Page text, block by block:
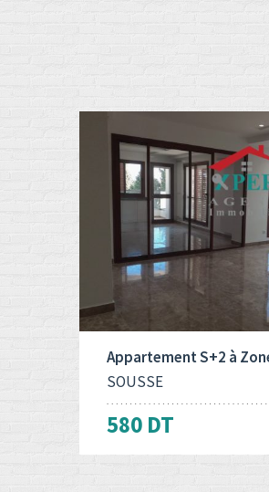
Type d'opération:
A vendre
Appartement S+2 à
SOUSSE
580 DT